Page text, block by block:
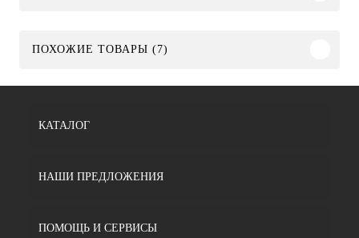
ПОХОЖИЕ ТОВАРЫ (7)
КАТАЛОГ
НАШИ ПРЕДЛОЖЕНИЯ
ПОМОЩЬ И СЕРВИСЫ